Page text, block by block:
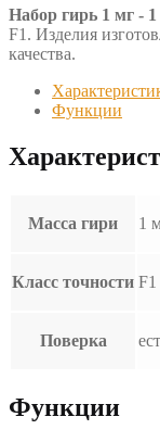
Набор гирь 1 мг -
F1. Изделия
качества.
Функции
Масса гири 1
Класс точности F1
Поверка
Функции